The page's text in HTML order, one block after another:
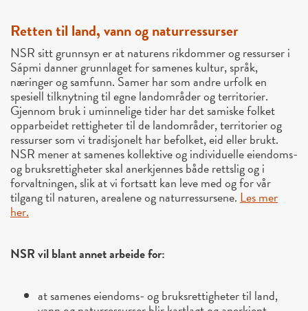
Retten til land, vann og naturressurser
NSR sitt grunnsyn er at naturens rikdommer og ressurser i
Sápmi danner grunnlaget for samenes kultur, språk,
næringer og samfunn. Samer har som andre urfolk en
spesiell tilknytning til egne landområder og territorier.
Gjennom bruk i uminnelige tider har det samiske folket
opparbeidet rettigheter til de landområder, territorier og
ressurser som vi tradisjonelt har befolket, eid eller brukt.
NSR mener at samenes kollektive og individuelle eiendoms-
og bruksrettigheter skal anerkjennes både rettslig og i
forvaltningen, slik at vi fortsatt kan leve med og for vår
tilgang til naturen, arealene og naturressursene. Les mer
her.
NSR vil blant annet arbeide for:
at samenes eiendoms- og bruksrettigheter til land,